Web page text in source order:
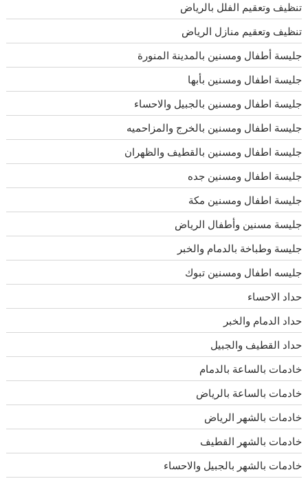
تنظيف وتعقيم الفلل بالرياض
تنظيف وتعقيم منازل الرياض
جليسة أطفال ومسنين بالمدينة المنورة
جليسة اطفال ومسنين بأبها
جليسة اطفال ومسنين بالجبيل والاحساء
جليسة اطفال ومسنين بالخرج والمزاحميه
جليسة اطفال ومسنين بالقطيف والظهران
جليسة اطفال ومسنين جده
جليسة اطفال ومسنين مكة
جليسة مسنين وأطفال الرياض
جليسة وطباخة بالدمام والخبر
جليسه اطفال ومسنين تبوك
حداد الاحساء
حداد الدمام والخبر
حداد القطيف والجبيل
خادمات بالساعة بالدمام
خادمات بالساعة بالرياض
خادمات بالشهر الرياض
خادمات بالشهر القطيف
خادمات بالشهر بالجبيل والاحساء